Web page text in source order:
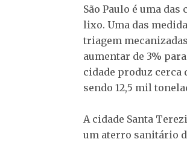
São Paulo é uma
lixo. Uma das
triagem
aumentar de 3%
cidade produz cerca
sendo 12,5 mil
A cidade Santa
um aterro sanitário